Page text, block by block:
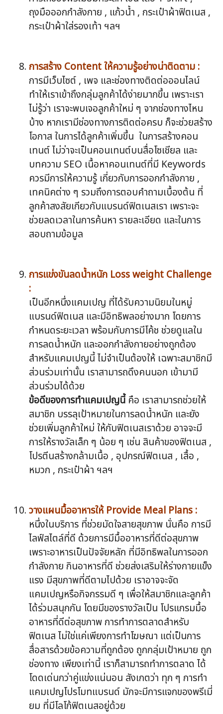
ถุงมือออกกำลังกาย , แก้วน้ำ , กระเป๋าผ้าฟิตเนส ,
กระเป๋าผ้าใส่รองเท้า ฯลฯ
การสร้าง Content ให้ความรู้อย่างน่าติดตาม :
การมีเว็บไซต์ , เพจ และช่องทางติดต่อออนไลน์
ทำให้เราเข้าถึงกลุ่มลูกค้าได้ง่ายมากขึ้น เพราะเรา
ไม่รู้ว่า เราจะพบเจอลูกค้าใหม่ ๆ จากช่องทางไหน
บ้าง หากเรามีช่องทางการติดต่อครบ ก็จะช่วยสร้าง
โอกาส ในการได้ลูกค้าเพิ่มขึ้น ในการสร้างคอน
เทนต์ ไม่ว่าจะเป็นคอนเทนต์บนสื่อโซเชียล และ
บทความ SEO เนื้อหาคอนเทนต์ที่มี Keywords
ควรมีการให้ความรู้ เกี่ยวกับการออกกำลังกาย ,
เทคนิคต่าง ๆ รวมถึงการตอบคำถามเบื้องต้น ที่
ลูกค้าสงสัยเกียวกับแบรนด์ฟิตเนสเรา เพราะจะ
ช่วยลดเวลาในการค้นหา รายละเอียด และในการ
สอบถามข้อมูล
การแข่งขันลดน้ำหนัก Loss weight Challenge
:
เป็นอีกหนึ่งแคมเปญ ที่ได้รับความนิยมในหมู่
แบรนด์ฟิตเนส และมีอิทธิพลอย่างมาก โดยการ
กำหนดระยะเวลา พร้อมกับการมีโค้ช ช่วยดูแลใน
การลดน้ำหนัก และออกกำลังกายอย่างถูกต้อง
สำหรับแคมเปญนี้ ไม่จำเป็นต้องให้ เฉพาะสมาชิกมี
ส่วนร่วมเท่านั้น เราสามารถดึงคนนอก เข้ามามี
ส่วนร่วมได้ด้วย
ข้อดีของการทำแคมเปญนี้ คือ เราสามารถช่วยให้
สมาชิก บรรลุเป้าหมายในการลดน้ำหนัก และยัง
ช่วยเพิ่มลูกค้าใหม่ ให้กับฟิตเนสเราด้วย อาจจะมี
การให้รางวัลเล็ก ๆ น้อย ๆ เช่น สินค้าของฟิตเนส ,
โปรตีนสร้างกล้ามเนื้อ , อุปกรณ์ฟิตเนส , เสื้อ ,
หมวก , กระเป๋าผ้า ฯลฯ
วางแผนมื้ออาหารให้ Provide Meal Plans :
หนึ่งในบริการ ที่ช่วยมัดใจสายสุขภาพ นั่นคือ การมี
ไลฟ์สไตล์ที่ดี ด้วยการมีมื้ออาหารที่ดีต่อสุขภาพ
เพราะอาหารเป็นปัจจัยหลัก ที่มีอิทธิพลในการออก
กำลังกาย กินอาหารที่ดี ช่วยส่งเสริมให้ร่างกายแข็ง
แรง มีสุขภาพที่ดีตามไปด้วย เราอาจจะจัด
แคมเปญหรือกิจกรรมดี ๆ เพื่อให้สมาชิกและลูกค้า
ได้ร่วมสนุกกัน โดยมีของรางวัลเป็น โปรแกรมมื้อ
อาหารที่ดีต่อสุขภาพ การทำการตลาดสำหรับ
ฟิตเนส ไม่ใช่แค่เพียงการทำโฆษณา แต่เป็นการ
สื่อสารด้วยข้อความที่ถูกต้อง ถูกกลุ่มเป้าหมาย ถูก
ช่องทาง เพียงเท่านี้ เราก็สามารถทำการตลาด ได้
โดดเด่นกว่าคู่แข่งแน่นอน สังเกตว่า ทุก ๆ การทำ
แคมเปญโปรโมทแบรนด์ มักจะมีการแจกของพรีเมี่
ยม ที่มีโลโก้ฟิตเนสอยู่ด้วย